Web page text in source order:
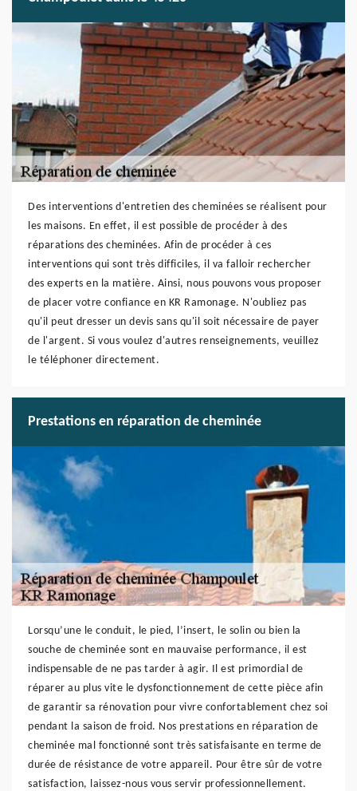
Des interventions d'entretien des cheminées se réalisent pour
les maisons. En effet, il est possible de procéder à des
réparations des cheminées. Afin de procéder à ces
interventions qui sont très difficiles, il va falloir rechercher
des experts en la matière. Ainsi, nous pouvons vous proposer
de placer votre confiance en KR Ramonage. N'oubliez pas
qu'il peut dresser un devis sans qu'il soit nécessaire de payer
de l'argent. Si vous voulez d'autres renseignements, veuillez
le téléphoner directement.
Prestations en réparation de cheminée
Lorsqu’une le conduit, le pied, l’insert, le solin ou bien la
souche de cheminée sont en mauvaise performance, il est
indispensable de ne pas tarder à agir. Il est primordial de
réparer au plus vite le dysfonctionnement de cette pièce afin
de garantir sa rénovation pour vivre confortablement chez soi
pendant la saison de froid. Nos prestations en réparation de
cheminée mal fonctionné sont très satisfaisante en terme de
durée de résistance de votre appareil. Pour être sûr de votre
satisfaction, laissez-nous vous servir professionnellement.